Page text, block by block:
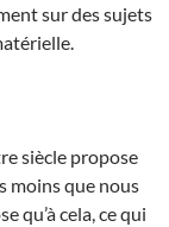
sur des sujets
siècle propose
moins que nous
qu’à cela, ce qui